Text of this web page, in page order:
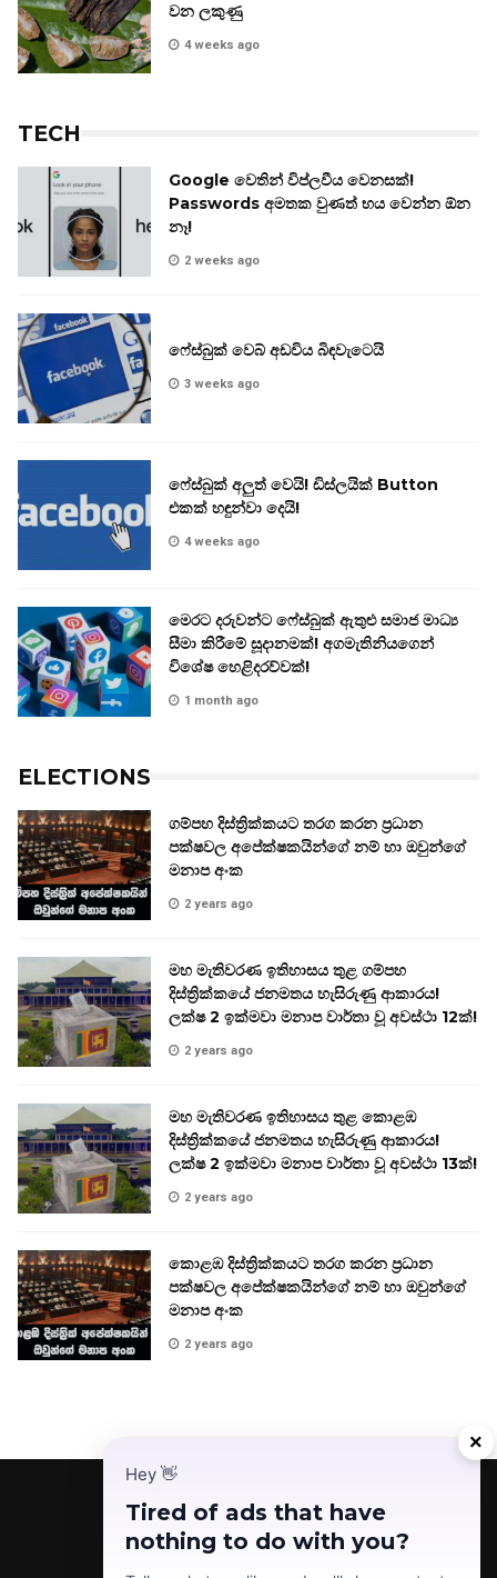
×
Hey 👋
Tired of ads that have
nothing to do with you?
වන ලකුණු
4 weeks ago
TECH
Google වෙතින් විප්ලවීය වෙනසක්!
Passwords අමතක වුණත් භය වෙන්න ඕන
නෑ!
2 weeks ago
ෆේස්බුක් වෙබ් අඩවිය බිඳවැටෙයි
3 weeks ago
ෆේස්බුක් අලුත් වෙයි! ඩිස්ලයික් Button
එකක් හඳුන්වා දෙයි!
4 weeks ago
මෙරට දරුවන්ට ෆේස්බුක් ඇතුළු සමාජ මාධ්‍ය
සීමා කිරීමේ සූදානමක්! අගමැතිනියගෙන්
විශේෂ හෙළිදරව්වක්!
1 month ago
ELECTIONS
ගම්පහ දිස්ත්‍රික්කයට තරග කරන ප්‍රධාන
පක්ෂවල අපේක්ෂකයින්ගේ නම් හා ඔවුන්ගේ
මනාප අංක
2 years ago
මහ මැතිවරණ ඉතිහාසය තුළ ගම්පහ
දිස්ත්‍රික්කයේ ජනමතය හැසිරුණු ආකාරය!
ලක්ෂ 2 ඉක්මවා මනාප වාර්තා වූ අවස්ථා 12ක්!
2 years ago
මහ මැතිවරණ ඉතිහාසය තුළ කොළඹ
දිස්ත්‍රික්කයේ ජනමතය හැසිරුණු ආකාරය!
ලක්ෂ 2 ඉක්මවා මනාප වාර්තා වූ අවස්ථා 13ක්!
2 years ago
කොළඹ දිස්ත්‍රික්කයට තරග කරන ප්‍රධාන
පක්ෂවල අපේක්ෂකයින්ගේ නම් හා ඔවුන්ගේ
මනාප අංක
2 years ago
Facebook
Telegram
Instagram
TikTok
YouTube